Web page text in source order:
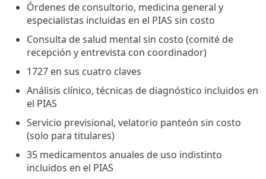
Órdenes de consultorio, medicina general y
especialistas incluidas en el PIAS sin costo
Consulta de salud mental sin costo (comité de
recepción y entrevista con coordinador)
1727 en sus cuatro claves
Análisis clínico, técnicas de diagnóstico incluidos en
el PIAS
Servicio previsional, velatorio panteón sin costo
(solo para titulares)
35 medicamentos anuales de uso indistinto
incluidos en el PIAS